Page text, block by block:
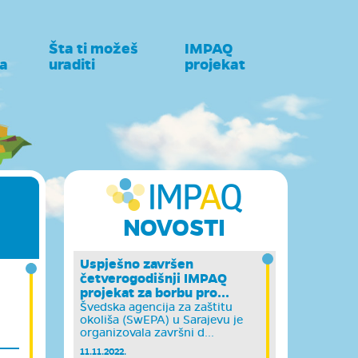
Šta ti možeš
uraditi
IMPAQ
projekat
NOVOSTI
Uspješno završen
četverogodišnji IMPAQ
projekat za borbu pro...
Švedska agencija za zaštitu
okoliša (SwEPA) u Sarajevu je
organizovala završni d...
11.11.2022.